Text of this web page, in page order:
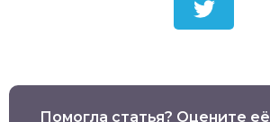
Помогла статья? Оцените её